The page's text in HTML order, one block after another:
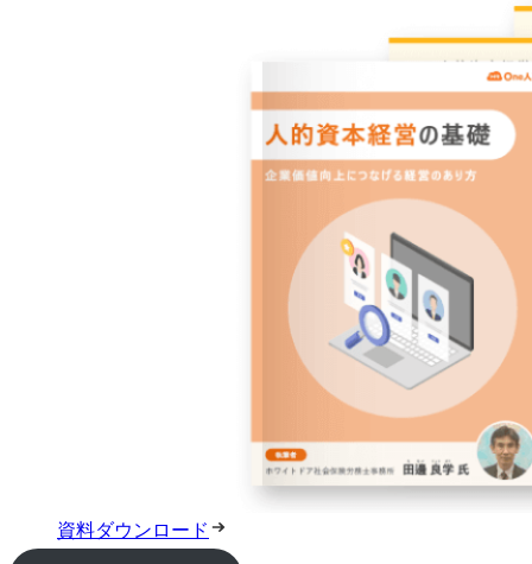
資料ダウンロード